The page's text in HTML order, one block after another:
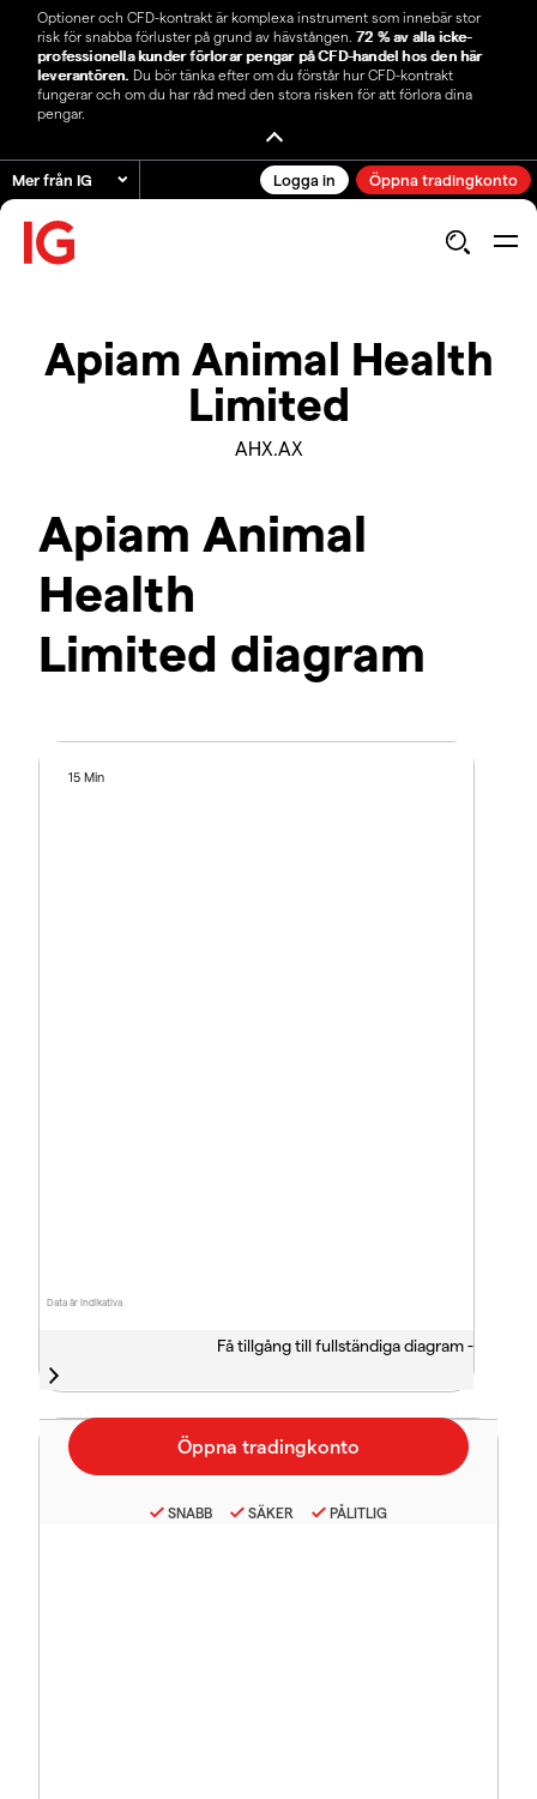
Optioner och CFD-kontrakt är komplexa instrument som innebär stor
risk för snabba förluster på grund av hävstången. 72 % av alla icke-
professionella kunder förlorar pengar på CFD-handel hos den här
leverantören. Du bör tänka efter om du förstår hur CFD-kontrakt
fungerar och om du har råd med den stora risken för att förlora dina
pengar.
Mer från IG Logga in Öppna tradingkonto
Apiam Animal Health
Limited
AHX.AX
Apiam Animal
Health
Limited diagram
Data är indikativa
15 Min
Få tillgång till fullständiga diagram -
SNABB SÄKER PÅLITLIG